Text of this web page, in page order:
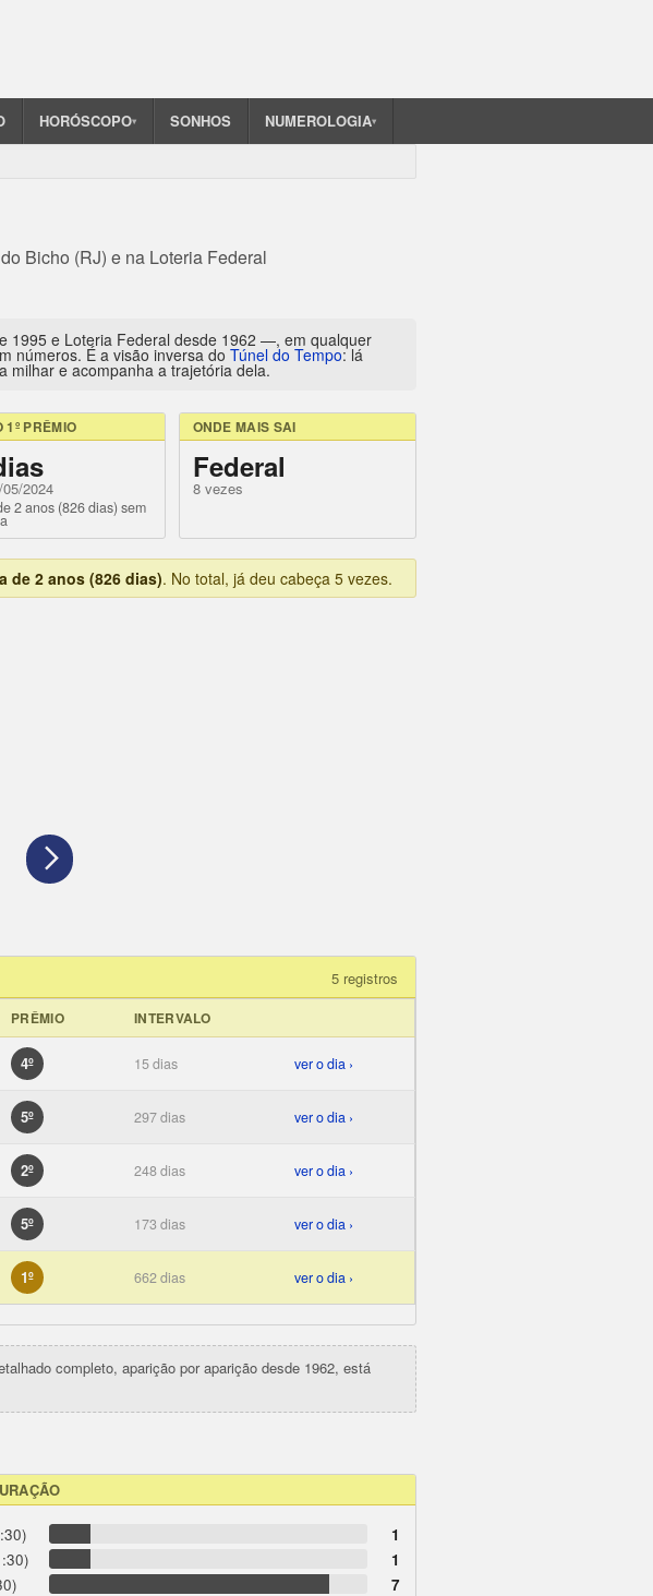
HORÓSCOPO▾ SONHOS NUMEROLOGIA▾
Bicho (RJ) e na Loteria Federal
1995 e Loteria Federal desde 1962 —, em qualquer
números. É a visão inversa do Túnel do Tempo: lá
milhar e acompanha a trajetória dela.
1º PRÊMIO
2024
2 anos (826 dias) sem
ONDE MAIS SAI
Federal
8 vezes
de 2 anos (826 dias). No total, já deu cabeça 5 vezes.
5 registros
PRÊMIO INTERVALO
4º 15 dias ver o dia ›
5º 297 dias ver o dia ›
2º 248 dias ver o dia ›
5º 173 dias ver o dia ›
1º 662 dias ver o dia ›
completo, aparição por aparição desde 1962, está
1
1
7